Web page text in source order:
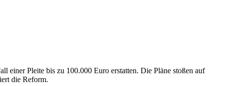
einer Pleite bis zu 100.000 Euro erstatten. Die Pläne stoßen auf
die Reform.